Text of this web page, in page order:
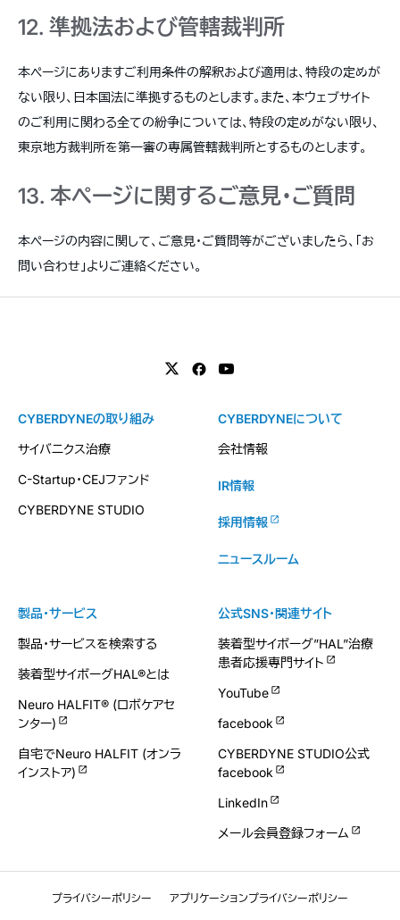
12. 準拠法および管轄裁判所
本ページにありますご利用条件の解釈および適用は、特段の定めが
ない限り、日本国法に準拠するものとします。また、本ウェブサイト
のご利用に関わる全ての紛争については、特段の定めがない限り、
東京地方裁判所を第一審の専属管轄裁判所とするものとします。
13. 本ページに関するご意見・ご質問
本ページの内容に関して、ご意見・ご質問等がございましたら、「お
問い合わせ」よりご連絡ください。
製品・サービス
製品・サービスを検索する
装着型サイボーグHAL®とは
Neuro HALFIT® (ロボケアセ
ンター)
自宅でNeuro HALFIT (オンラ
インストア)
CYBERDYNEの取り組み
サイバニクス治療
C-Startup・CEJファンド
CYBERDYNE STUDIO
CYBERDYNEについて
会社情報
IR情報
採用情報
ニュースルーム
公式SNS・関連サイト
装着型サイボーグ”HAL”治療
患者応援専門サイト
YouTube
facebook
CYBERDYNE STUDIO公式
facebook
LinkedIn
メール会員登録フォーム
プライバシーポリシー アプリケーションプライバシーポリシー